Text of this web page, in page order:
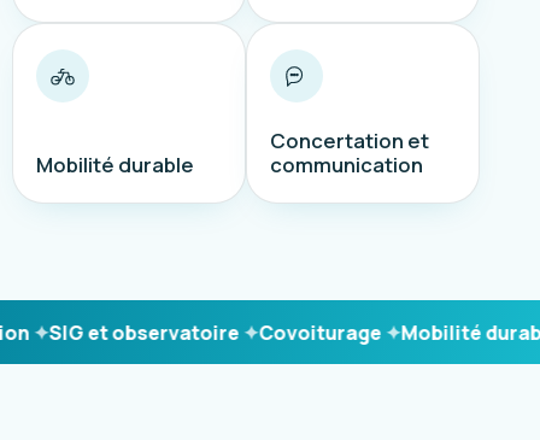
Mobilité durable
Concertation et
communication
SIG et observatoire Covoiturage Mobilité durable